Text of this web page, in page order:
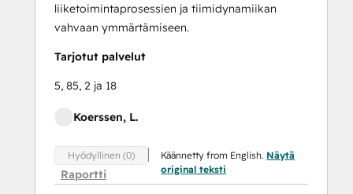
liiketoimintaprosessien ja tiimidynamiikan
vahvaan ymmärtämiseen.
Tarjotut palvelut
5, 85, 2 ja 18
Koerssen, L.
Hyödyllinen (0)
Raportti
Käännetty from English. Näytä
original teksti